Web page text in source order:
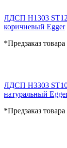
ЛДСП H1303
коричневый Egger
*Предзаказ товара
ЛДСП H3303
натуральный
*Предзаказ товара